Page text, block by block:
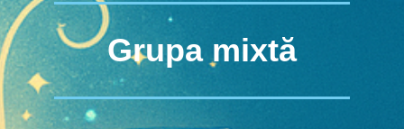
Grupa mixtă